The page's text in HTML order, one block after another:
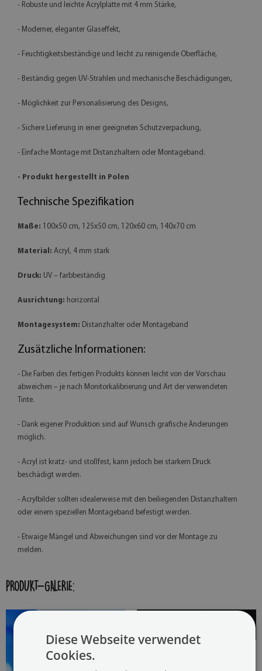
- Robuste und leichte Acrylplatte mit 4 mm Stärke,
- Moderner, eleganter Glaseffekt,
- Feuchtigkeitsbeständige und leicht zu reinigende Oberfläche,
- Beständig gegen UV-Strahlen und mechanische Beschädigungen,
- Möglichkeit zur Personalisierung des Designs,
- Sichere Lieferung in einer geeigneten Schutzverpackung,
- Einfache Montage mit Distanzhaltern oder Montageband.
- Produkt hergestellt in Polen
Technische Spezifikation
Maße: 100x50 cm, 125x50 cm, 120x60 cm, 140x70 cm
Material: Acryl, 4 mm stark
Druck: UV – farbbeständig
Ausrichtung: horizontal
Montagesystem: Distanzhalter oder Montageband
Zusätzliche Informationen:
- Die Farben des fertigen Produkts können leicht von der Vorschau
abweichen – je nach Monitorkalibrierung und Art der verwendeten
Tinte.
- Dank eigener Produktion sind auf Wunsch grafische Änderungen
möglich.
- Acryl ist kratz- und stoßfest, kann jedoch bei starkem Druck
beschädigt werden.
- Acrylbilder sollten idealerweise mit den beiliegenden Distanzhaltern
oder einem speziellen Montageband befestigt werden.
- Etwaige Mängel und Abweichungen sind vor der Montage zu
melden.
PRODUKT-GALERIE:
Diese Webseite verwendet
Cookies.